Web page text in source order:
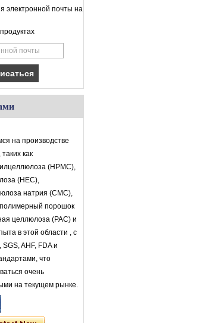
электронной почты на
на производстве
как
(HPMC),
(HEC),
натрия (CMC),
порошок
целлюлоза (PAC) и
в этой области , с
AHF, FDA и
что
очень
на текущем рынке.